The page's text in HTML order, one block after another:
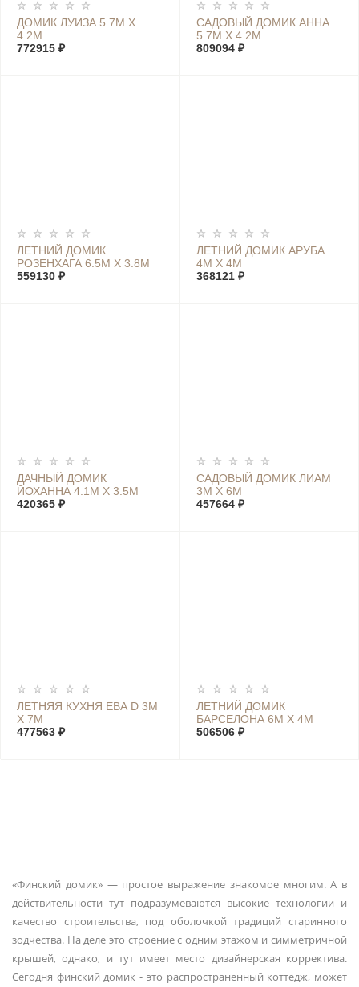
ДОМИК ЛУИЗА 5.7М Х
4.2М
772915 ₽
САДОВЫЙ ДОМИК АННА
5.7М Х 4.2М
809094 ₽
ЛЕТНИЙ ДОМИК
РОЗЕНХАГА 6.5М Х 3.8М
559130 ₽
ЛЕТНИЙ ДОМИК АРУБА
4М Х 4М
368121 ₽
ДАЧНЫЙ ДОМИК
ЙОХАННА 4.1М Х 3.5М
420365 ₽
САДОВЫЙ ДОМИК ЛИАМ
3М Х 6М
457664 ₽
ЛЕТНЯЯ КУХНЯ ЕВА D 3М
Х 7М
477563 ₽
ЛЕТНИЙ ДОМИК
БАРСЕЛОНА 6М Х 4М
506506 ₽
«Финский домик» — простое выражение знакомое многим. А в
действительности тут подразумеваются высокие технологии и
качество строительства, под оболочкой традиций старинного
зодчества. На деле это строение с одним этажом и симметричной
крышей, однако, и тут имеет место дизайнерская корректива.
Сегодня финский домик - это распространенный коттедж, может